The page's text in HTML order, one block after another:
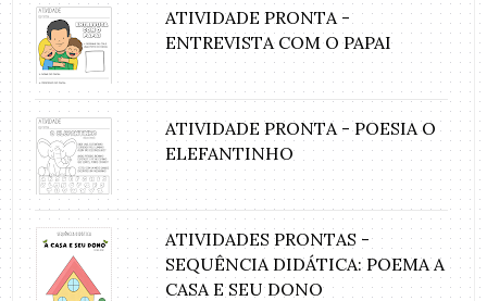
ATIVIDADE PRONTA -
ENTREVISTA COM O PAPAI
ATIVIDADE PRONTA - POESIA O
ELEFANTINHO
ATIVIDADES PRONTAS -
SEQUÊNCIA DIDÁTICA: POEMA A
CASA E SEU DONO